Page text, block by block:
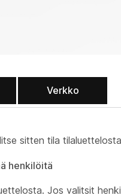
Verkko
sitten tila
henkilöitä
Jos valitsit